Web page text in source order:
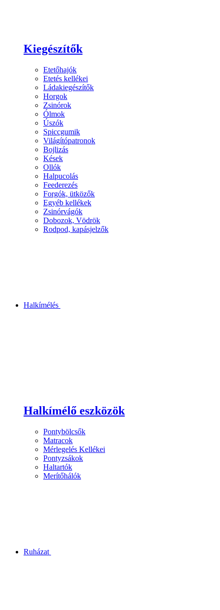
Kiegészítők
Etetőhajók
Etetés kellékei
Ládakiegészítők
Horgok
Zsinórok
Ólmok
Úszók
Spiccgumik
Világítópatronok
Bojlizás
Kések
Ollók
Halpucolás
Feederezés
Forgók, ütközők
Egyéb kellékek
Zsinórvágók
Dobozok, Vödrök
Rodpod, kapásjelzők
Halkímélés
Halkímélő eszközök
Pontybölcsők
Matracok
Mérlegelés Kellékei
Pontyzsákok
Haltartók
Merítőhálók
Ruházat